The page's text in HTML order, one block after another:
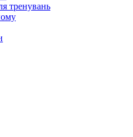
тренувань